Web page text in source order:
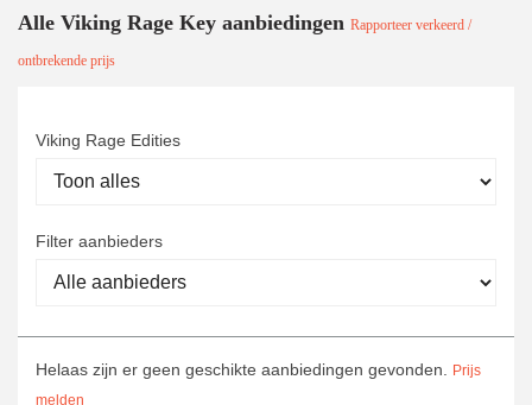
Alle Viking Rage Key aanbiedingen Rapporteer verkeerd /
ontbrekende prijs
Viking Rage Edities
Filter aanbieders
Helaas zijn er geen geschikte aanbiedingen gevonden.
Prijs
melden